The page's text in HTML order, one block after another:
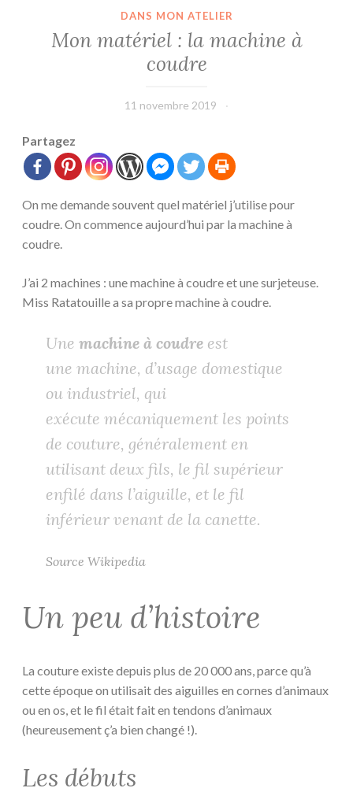
DANS MON ATELIER
Mon matériel : la machine à
coudre
11 novembre 2019
Partagez
On me demande souvent quel matériel j’utilise pour
coudre. On commence aujourd’hui par la machine à
coudre.
J’ai 2 machines : une machine à coudre et une surjeteuse.
Miss Ratatouille a sa propre machine à coudre.
Une machine à coudre est
une machine, d’usage domestique
ou industriel, qui
exécute mécaniquement les points
de couture, généralement en
utilisant deux fils, le fil supérieur
enfilé dans l’aiguille, et le fil
inférieur venant de la canette.
Source Wikipedia
Un peu d’histoire
La couture existe depuis plus de 20 000 ans, parce qu’à
cette époque on utilisait des aiguilles en cornes d’animaux
ou en os, et le fil était fait en tendons d’animaux
(heureusement ç’a bien changé !).
Les débuts